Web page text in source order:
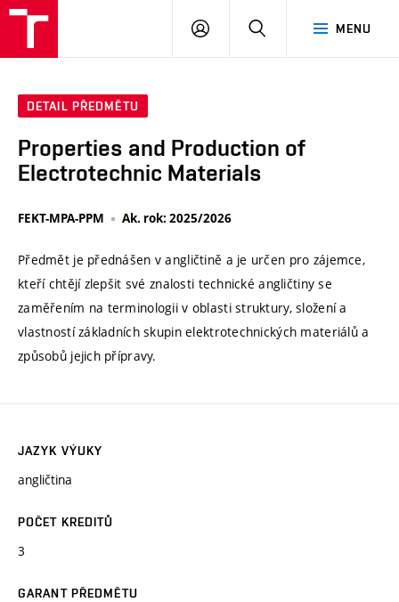
MENU
PŘIHLÁSIT
DETAIL PŘEDMĚTU
Properties and Production of
Electrotechnic Materials
FEKT-MPA-PPM Ak. rok: 2025/2026
Předmět je přednášen v angličtině a je určen pro zájemce,
kteří chtějí zlepšit své znalosti technické angličtiny se
zaměřením na terminologii v oblasti struktury, složení a
vlastností základních skupin elektrotechnických materiálů a
způsobů jejich přípravy.
JAZYK VÝUKY
angličtina
POČET KREDITŮ
3
GARANT PŘEDMĚTU